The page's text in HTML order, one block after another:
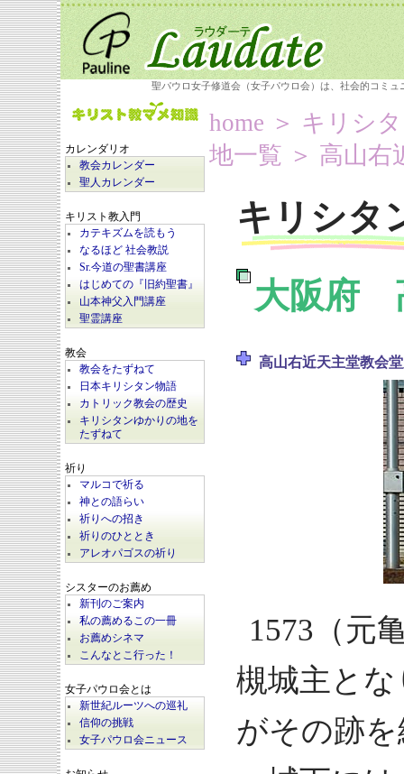
聖パウロ女子修道会（女子パウロ会）は、社会的コミ
カレンダリオ
教会カレンダー
聖人カレンダー
キリスト教入門
カテキズムを読もう
なるほど 社会教説
Sr.今道の聖書講座
はじめての『旧約聖書』
山本神父入門講座
聖霊講座
教会
教会をたずねて
日本キリシタン物語
カトリック教会の歴史
キリシタンゆかりの地を
たずねて
祈り
マルコで祈る
神との語らい
祈りへの招き
祈りのひととき
アレオパゴスの祈り
シスターのお薦め
新刊のご案内
私の薦めるこの一冊
お薦めシネマ
こんなとこ行った！
女子パウロ会とは
新世紀ルーツへの巡礼
信仰の挑戦
女子パウロ会ニュース
home ＞ キリシ
地一覧 ＞ 高山右
キリシタ
大阪府
高山右近天主堂教会
1573（元
槻城主と
がその跡